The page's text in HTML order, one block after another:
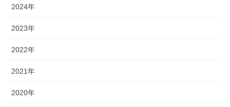
2024年
2023年
2022年
2021年
2020年